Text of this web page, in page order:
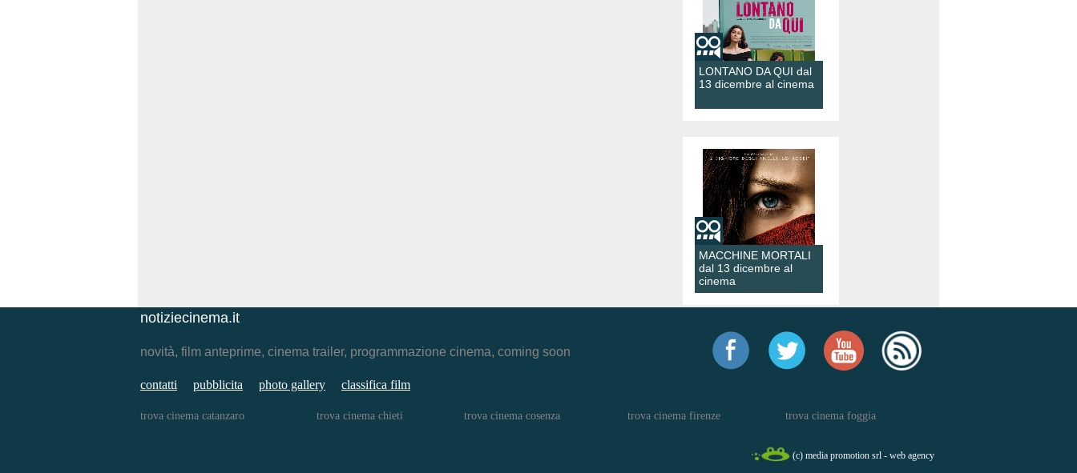
LONTANO DA QUI dal
13 dicembre al cinema
MACCHINE MORTALI
dal 13 dicembre al
cinema
notiziecinema.it
novità, film anteprime, cinema trailer, programmazione cinema, coming soon
contatti pubblicita photo gallery classifica film
trova cinema catanzaro trova cinema chieti trova cinema cosenza trova cinema firenze trova cinema foggia
(c) media promotion srl - web agency